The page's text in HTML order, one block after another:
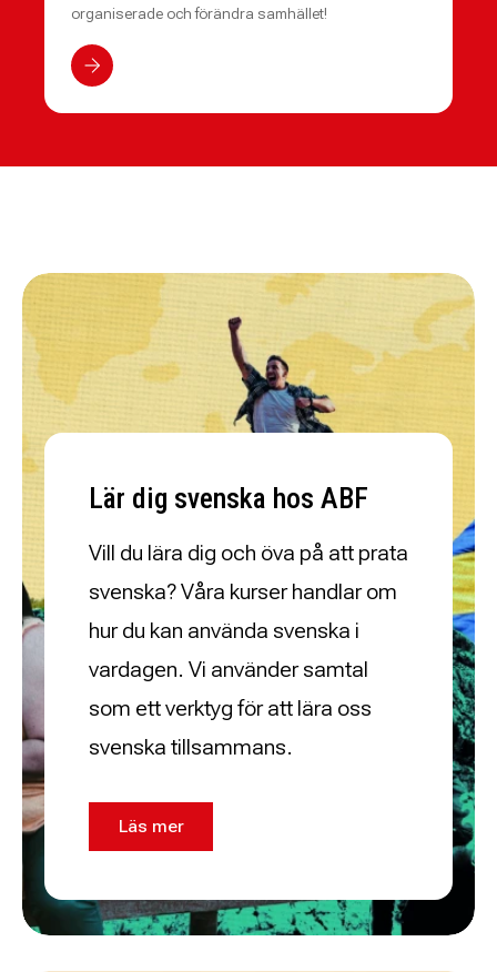
organiserade och förändra samhället!
Lär dig svenska hos ABF
Vill du lära dig och öva på att prata
svenska? Våra kurser handlar om
hur du kan använda svenska i
vardagen. Vi använder samtal
som ett verktyg för att lära oss
svenska tillsammans.
Läs mer